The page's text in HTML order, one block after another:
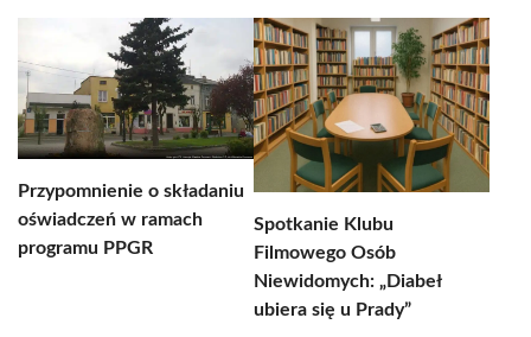
Przypomnienie o składaniu
oświadczeń w ramach
programu PPGR
Spotkanie Klubu
Filmowego Osób
Niewidomych: „Diabeł
ubiera się u Prady”